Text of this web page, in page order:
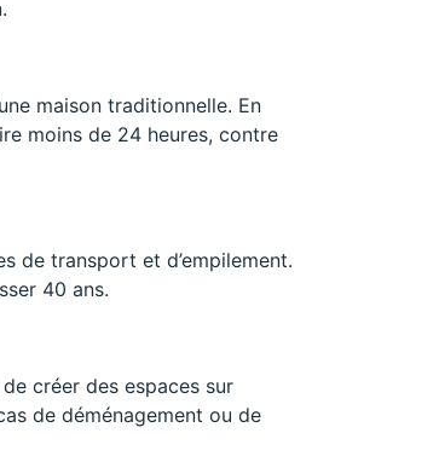
maison traditionnelle. En
moins de 24 heures, contre
de transport et d’empilement.
40 ans.
créer des espaces sur
de déménagement ou de